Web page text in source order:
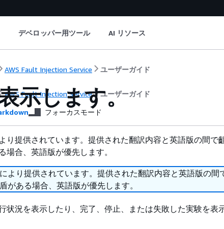
デベロッパー用ツール AI リソース
AWS Fault Injection Service ユーザーガイド
AWS Fault Injection Service ユーザーガイド
示します。
フォーカスモード
り提供されています。提供された翻訳内容と英語版の間で
場合、英語版が優先します。
より提供されています。提供された翻訳内容と英語版の間
がある場合、英語版が優先します。
状況を表示したり、完了、停止、または失敗した実験を表